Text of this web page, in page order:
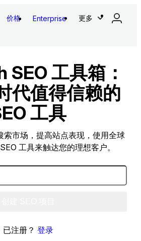
价格 Enterprise 更多
SEO 工具箱：
代值得信赖的
工具
索市场，提高站点表现，使用全球
工具来触达您的理想客户。
已注册？ 登录